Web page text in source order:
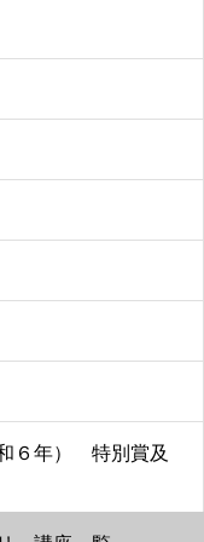
６年） 特別賞及